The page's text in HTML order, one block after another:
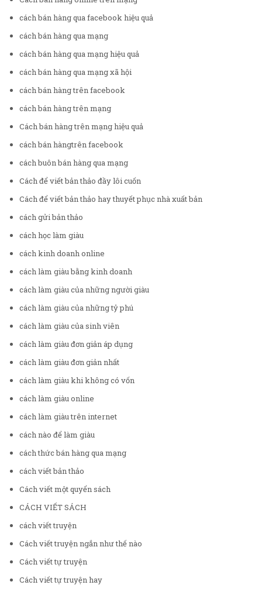
cách bán hàng qua facebook hiệu quả
cách bán hàng qua mạng
cách bán hàng qua mạng hiệu quả
cách bán hàng qua mạng xã hội
cách bán hàng trên facebook
cách bán hàng trên mạng
Cách bán hàng trên mạng hiệu quả
cách bán hàngtrên facebook
cách buôn bán hàng qua mạng
Cách để viết bản thảo đầy lôi cuốn
Cách để viết bản thảo hay thuyết phục nhà xuất bản
cách gửi bản thảo
cách học làm giàu
cách kinh doanh online
cách làm giàu bằng kinh doanh
cách làm giàu của những người giàu
cách làm giàu của những tỷ phú
cách làm giàu của sinh viên
cách làm giàu đơn giản áp dụng
cách làm giàu đơn giản nhất
cách làm giàu khi không có vốn
cách làm giàu online
cách làm giàu trên internet
cách nào để làm giàu
cách thức bán hàng qua mạng
cách viết bản thảo
Cách viết một quyển sách
CÁCH VIẾT SÁCH
cách viết truyện
Cách viết truyện ngắn như thế nào
Cách viết tự truyện
Cách viết tự truyện hay